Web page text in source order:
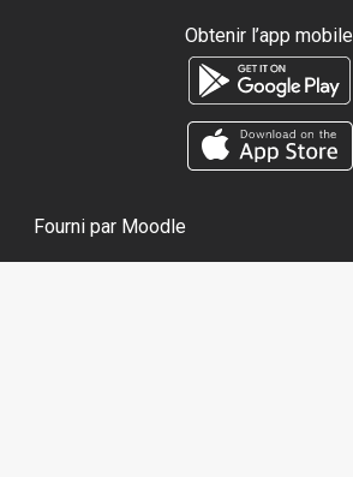
Obtenir l’app mobile
Fourni par Moodle